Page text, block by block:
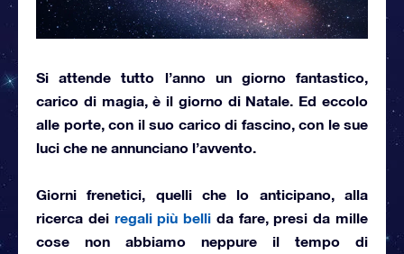
Si attende tutto l’anno un giorno fantastico,
carico di magia, è il giorno di Natale. Ed eccolo
alle porte, con il suo carico di fascino, con le sue
luci che ne annunciano l’avvento.
Giorni frenetici, quelli che lo anticipano, alla
ricerca dei regali più belli da fare, presi da mille
cose non abbiamo neppure il tempo di